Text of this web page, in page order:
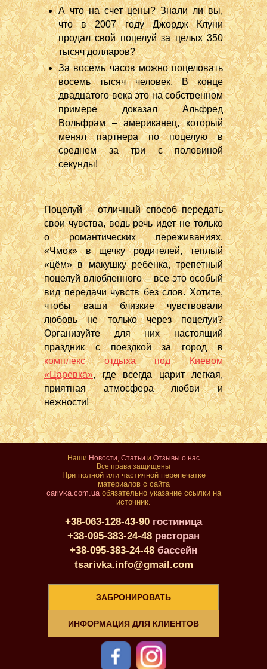
А что на счет цены? Знали ли вы,
что в 2007 году Джордж Клуни
продал свой поцелуй за целых 350
тысяч долларов?
За восемь часов можно поцеловать
восемь тысяч человек. В конце
двадцатого века это на собственном
примере доказал Альфред
Вольфрам – американец, который
менял партнера по поцелую в
среднем за три с половиной
секунды!
Поцелуй – отличный способ передать
свои чувства, ведь речь идет не только
о романтических переживаниях.
«Чмок» в щечку родителей, теплый
«цём» в макушку ребенка, трепетный
поцелуй влюбленного – все это особый
вид передачи чувств без слов. Хотите,
чтобы ваши близкие чувствовали
любовь не только через поцелуи?
Организуйте для них настоящий
праздник с поездкой за город в
комплекс отдыха под Киевом
«Царевка», где всегда царит легкая,
приятная атмосфера любви и
нежности!
Наши Новости, Статьи и Отзывы о нас
Все права защищены
При полной или частичной перепечатке
материалов с сайта
carivka.com.uaобязательно указание ссылки на
источник.
+38-063-128-43-90 гостиница
+38-095-383-24-48 ресторан
+38-095-383-24-48 бассейн
tsarivka.info@gmail.com
ИНФОРМАЦИЯ ДЛЯ КЛИЕНТОВ
ЗАБРОНИРОВАТЬ